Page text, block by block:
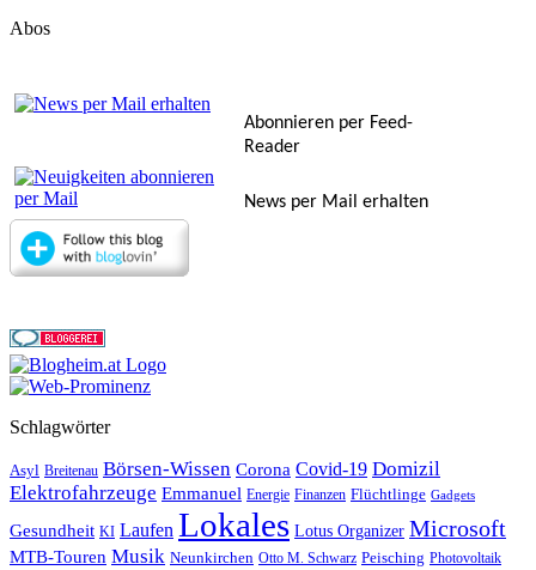
Abos
Abonnieren per Feed-
Reader
News per Mail erhalten
Schlagwörter
Asyl Breitenau Börsen-Wissen Corona Covid-19 Domizil
Elektrofahrzeuge Emmanuel Energie Finanzen Flüchtlinge Gadgets
Gesundheit KI Laufen Lokales Lotus Organizer Microsoft
MTB-Touren Musik Neunkirchen Otto M. Schwarz Peisching Photovoltaik